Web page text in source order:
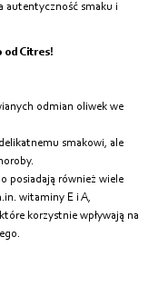
autentyczność smaku i
od Citres!
odmian oliwek we
smakowi, ale
posiadają również wiele
witaminy E i A,
korzystnie wpływają na